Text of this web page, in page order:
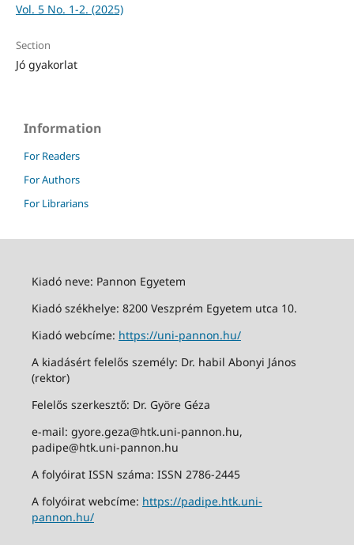
Vol. 5 No. 1-2. (2025)
Section
Jó gyakorlat
Information
For Readers
For Authors
For Librarians
Kiadó neve: Pannon Egyetem
Kiadó székhelye: 8200 Veszprém Egyetem utca 10.
Kiadó webcíme: https://uni-pannon.hu/
A kiadásért felelős személy: Dr. habil Abonyi János
(rektor)
Felelős szerkesztő: Dr. Györe Géza
e-mail: gyore.geza@htk.uni-pannon.hu,
padipe@htk.uni-pannon.hu
A folyóirat ISSN száma: ISSN 2786-2445
A folyóirat webcíme: https://padipe.htk.uni-
pannon.hu/